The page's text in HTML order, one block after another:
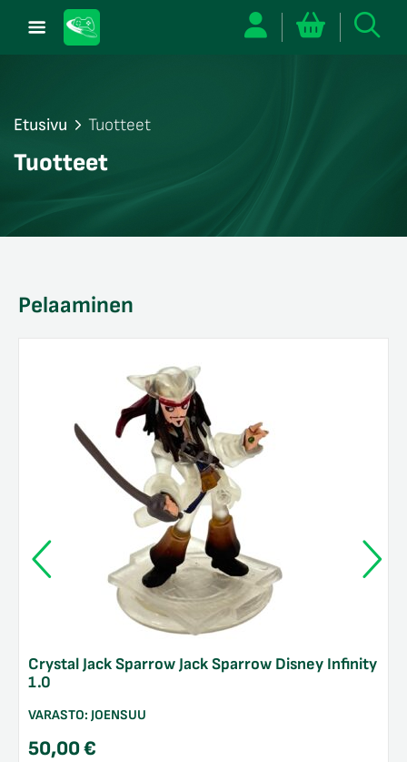
Etusivu Tuotteet
Tuotteet
Pelaaminen
Crystal Jack Sparrow Jack Sparrow Disney Infinity
1.0
VARASTO: JOENSUU
50,00€
sulje